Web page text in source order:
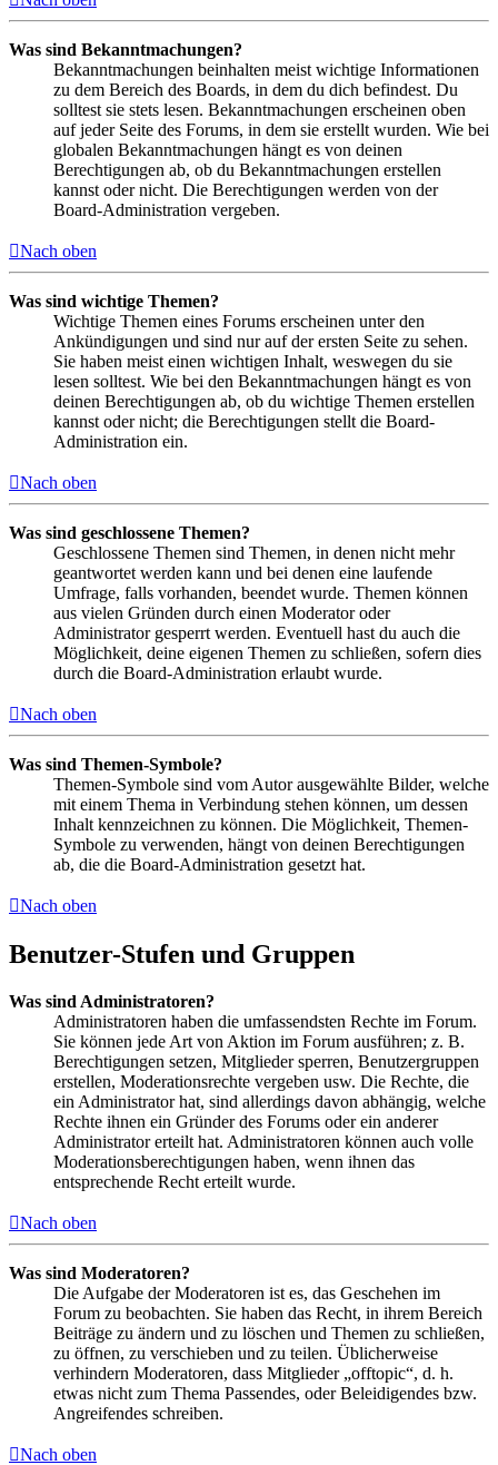
Was sind Bekanntmachungen?
Bekanntmachungen beinhalten meist wichtige Informationen
zu dem Bereich des Boards, in dem du dich befindest. Du
solltest sie stets lesen. Bekanntmachungen erscheinen oben
auf jeder Seite des Forums, in dem sie erstellt wurden. Wie bei
globalen Bekanntmachungen hängt es von deinen
Berechtigungen ab, ob du Bekanntmachungen erstellen
kannst oder nicht. Die Berechtigungen werden von der
Board-Administration vergeben.
Nach oben
Was sind wichtige Themen?
Wichtige Themen eines Forums erscheinen unter den
Ankündigungen und sind nur auf der ersten Seite zu sehen.
Sie haben meist einen wichtigen Inhalt, weswegen du sie
lesen solltest. Wie bei den Bekanntmachungen hängt es von
deinen Berechtigungen ab, ob du wichtige Themen erstellen
kannst oder nicht; die Berechtigungen stellt die Board-
Administration ein.
Nach oben
Was sind geschlossene Themen?
Geschlossene Themen sind Themen, in denen nicht mehr
geantwortet werden kann und bei denen eine laufende
Umfrage, falls vorhanden, beendet wurde. Themen können
aus vielen Gründen durch einen Moderator oder
Administrator gesperrt werden. Eventuell hast du auch die
Möglichkeit, deine eigenen Themen zu schließen, sofern dies
durch die Board-Administration erlaubt wurde.
Nach oben
Was sind Themen-Symbole?
Themen-Symbole sind vom Autor ausgewählte Bilder, welche
mit einem Thema in Verbindung stehen können, um dessen
Inhalt kennzeichnen zu können. Die Möglichkeit, Themen-
Symbole zu verwenden, hängt von deinen Berechtigungen
ab, die die Board-Administration gesetzt hat.
Nach oben
Benutzer-Stufen und Gruppen
Was sind Administratoren?
Administratoren haben die umfassendsten Rechte im Forum.
Sie können jede Art von Aktion im Forum ausführen; z. B.
Berechtigungen setzen, Mitglieder sperren, Benutzergruppen
erstellen, Moderationsrechte vergeben usw. Die Rechte, die
ein Administrator hat, sind allerdings davon abhängig, welche
Rechte ihnen ein Gründer des Forums oder ein anderer
Administrator erteilt hat. Administratoren können auch volle
Moderationsberechtigungen haben, wenn ihnen das
entsprechende Recht erteilt wurde.
Nach oben
Was sind Moderatoren?
Die Aufgabe der Moderatoren ist es, das Geschehen im
Forum zu beobachten. Sie haben das Recht, in ihrem Bereich
Beiträge zu ändern und zu löschen und Themen zu schließen,
zu öffnen, zu verschieben und zu teilen. Üblicherweise
verhindern Moderatoren, dass Mitglieder „offtopic“, d. h.
etwas nicht zum Thema Passendes, oder Beleidigendes bzw.
Angreifendes schreiben.
Nach oben